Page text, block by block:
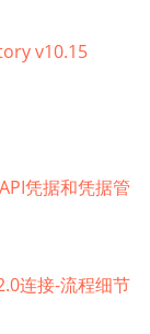
v10.15
凭据和凭据管
连接-流程细节